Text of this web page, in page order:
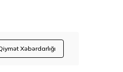
Xəbərdarlığı